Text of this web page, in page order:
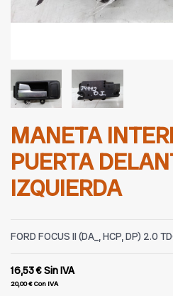
MANETA
PUERTA
IZQUIERDA
FORD FOCUS II (DA_, HCP, DP) 2.0
16,53 €Sin IVA
20,00 €Con IVA